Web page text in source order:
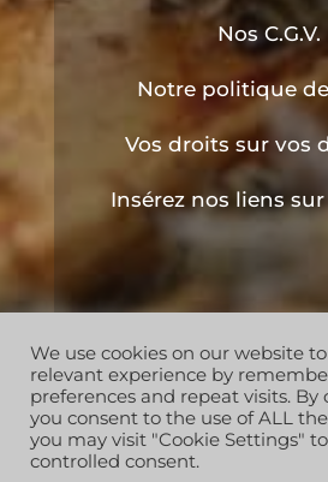
Nos C.G.V.
Notre politique
Vos droits sur vos
Insérez nos liens
Copyright © 2019 les ruchers
droits
We use cookies on our website
relevant experience by
preferences and repeat visits. By
you consent to the use of ALL
you may visit "Cookie Settings"
controlled consent.